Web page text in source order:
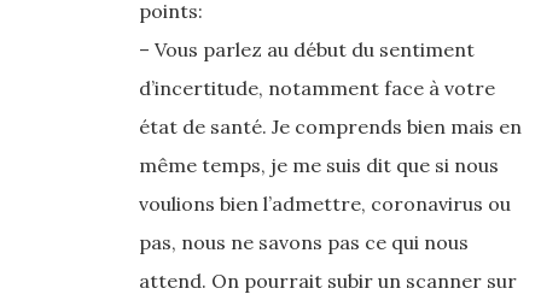
points:
– Vous parlez au début du sentiment
d’incertitude, notamment face à votre
état de santé. Je comprends bien mais en
même temps, je me suis dit que si nous
voulions bien l’admettre, coronavirus ou
pas, nous ne savons pas ce qui nous
attend. On pourrait subir un scanner sur